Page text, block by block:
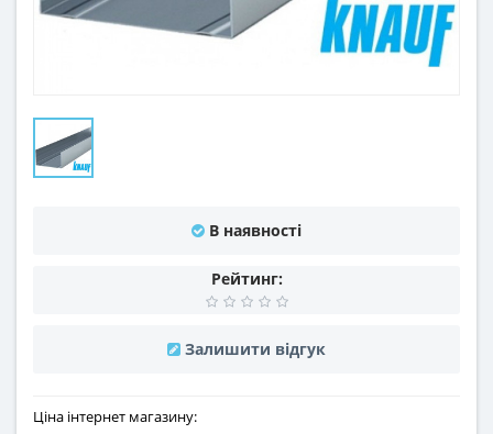
В наявності
Рейтинг:
Залишити відгук
Ціна інтернет магазину: